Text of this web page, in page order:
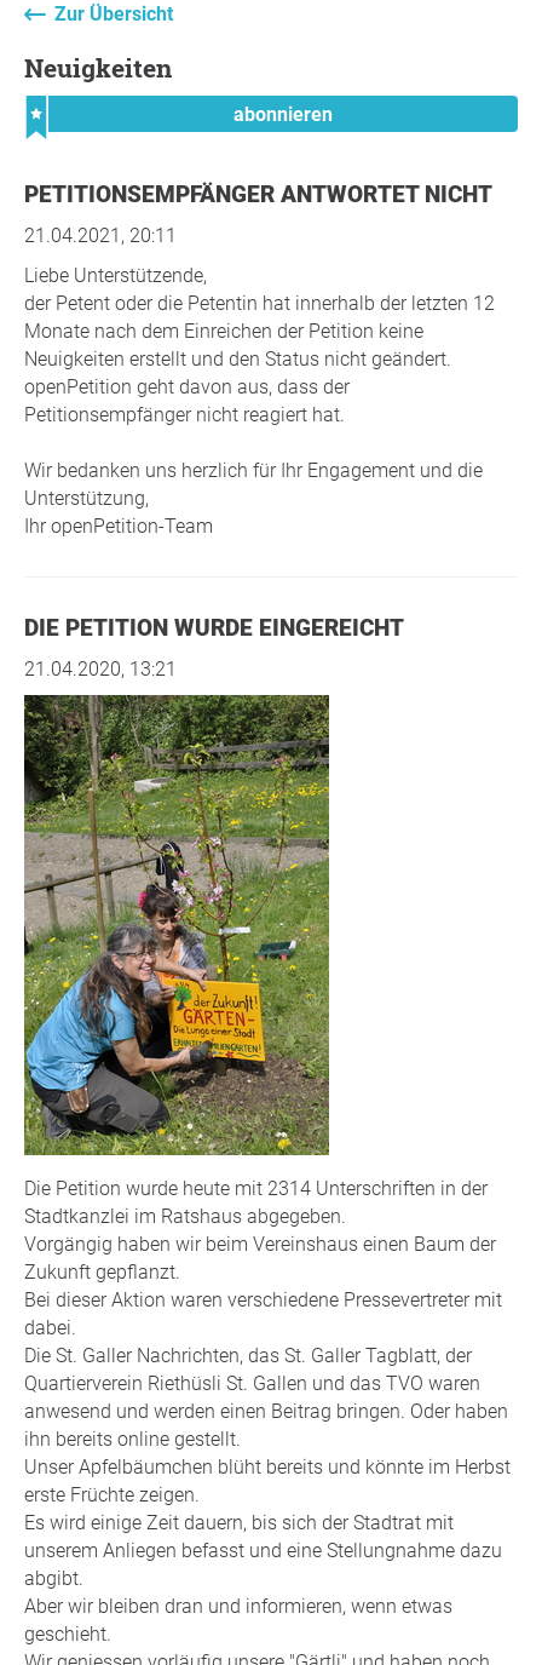
Zur Übersicht
Neuigkeiten
abonnieren
PETITIONSEMPFÄNGER ANTWORTET NICHT
21.04.2021, 20:11
Liebe Unterstützende,
der Petent oder die Petentin hat innerhalb der letzten 12
Monate nach dem Einreichen der Petition keine
Neuigkeiten erstellt und den Status nicht geändert.
openPetition geht davon aus, dass der
Petitionsempfänger nicht reagiert hat.
Wir bedanken uns herzlich für Ihr Engagement und die
Unterstützung,
Ihr openPetition-Team
DIE PETITION WURDE EINGEREICHT
21.04.2020, 13:21
Die Petition wurde heute mit 2314 Unterschriften in der
Stadtkanzlei im Ratshaus abgegeben.
Vorgängig haben wir beim Vereinshaus einen Baum der
Zukunft gepflanzt.
Bei dieser Aktion waren verschiedene Pressevertreter mit
dabei.
Die St. Galler Nachrichten, das St. Galler Tagblatt, der
Quartierverein Riethüsli St. Gallen und das TVO waren
anwesend und werden einen Beitrag bringen. Oder haben
ihn bereits online gestellt.
Unser Apfelbäumchen blüht bereits und könnte im Herbst
erste Früchte zeigen.
Es wird einige Zeit dauern, bis sich der Stadtrat mit
unserem Anliegen befasst und eine Stellungnahme dazu
abgibt.
Aber wir bleiben dran und informieren, wenn etwas
geschieht.